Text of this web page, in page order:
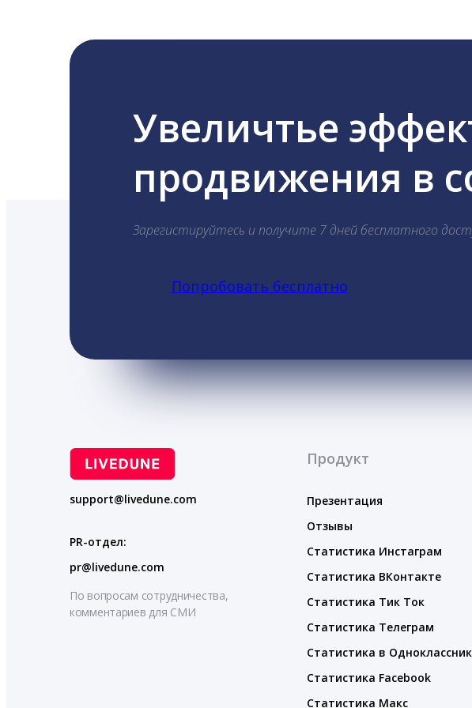
Увеличтье
продвижения в
Зарегистируйтесь и получите 7 дней бесплатного
Попробовать бесплатно
support@livedune.com
PR-отдел:
pr@livedune.com
По вопросам сотрудничества,
комментариев для СМИ
Продукт
Презентация
Отзывы
Статистика Инстаграм
Статистика ВКонтакте
Статистика Тик Ток
Статистика Телеграм
Статистика в
Статистика Facebook
Статистика Макс